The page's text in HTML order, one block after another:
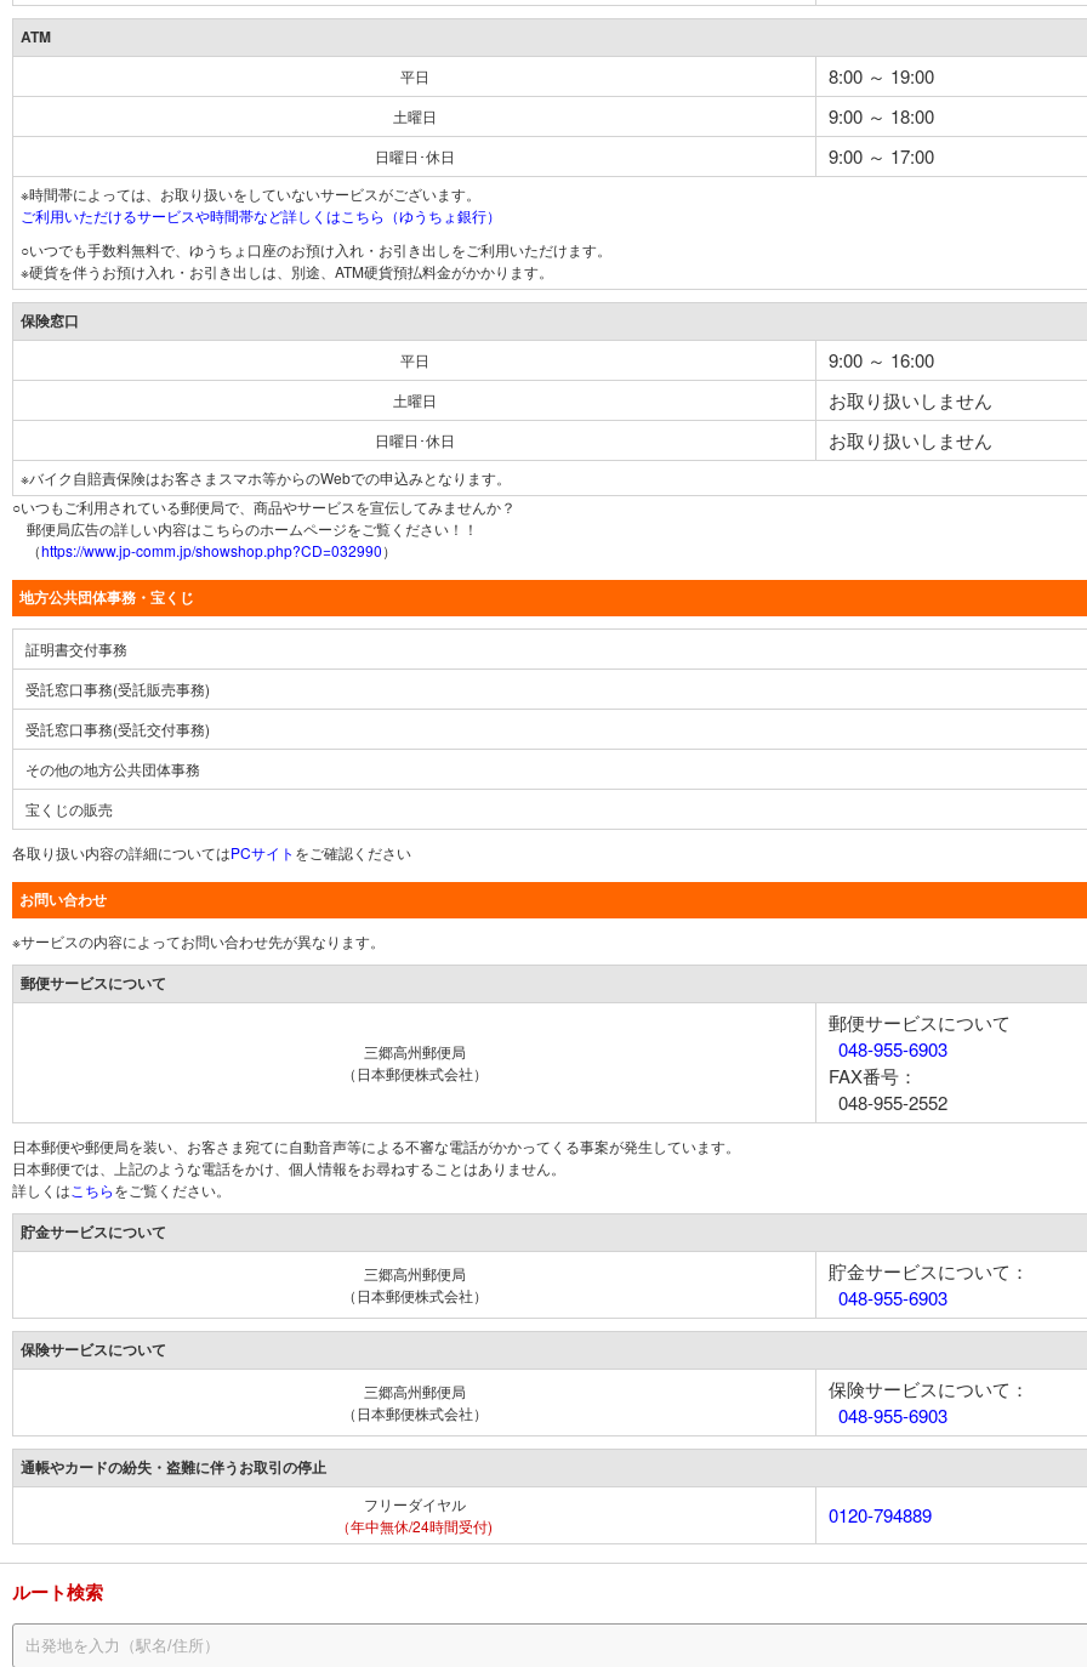
ATM
平日 8:00 ～ 19:00
土曜日 9:00 ～ 18:00
日曜日･休日 9:00 ～ 17:00
※時間帯によっては、お取り扱いをしていないサービスがございます。
ご利用いただけるサービスや時間帯など詳しくはこちら（ゆうちょ銀行）
○いつでも手数料無料で、ゆうちょ口座のお預け入れ・お引き出しをご利用いただけます。
※硬貨を伴うお預け入れ・お引き出しは、別途、ATM硬貨預払料金がかかります。
保険窓口
平日 9:00 ～ 16:00
土曜日 お取り扱いしません
日曜日･休日 お取り扱いしません
※バイク自賠責保険はお客さまスマホ等からのWebでの申込みとなります。
○いつもご利用されている郵便局で、商品やサービスを宣伝してみませんか？
郵便局広告の詳しい内容はこちらのホームページをご覧ください！！
（https://www.jp-comm.jp/showshop.php?CD=032990）
地方公共団体事務・宝くじ
証明書交付事務
受託窓口事務(受託販売事務)
受託窓口事務(受託交付事務)
その他の地方公共団体事務
宝くじの販売
各取り扱い内容の詳細についてはPCサイト をご確認ください
お問い合わせ
※サービスの内容によってお問い合わせ先が異なります。
郵便サービスについて
三郷高州郵便局
（日本郵便株式会社）
郵便サービスについて
048-955-6903
FAX番号：
048-955-2552
日本郵便や郵便局を装い、お客さま宛てに自動音声等による不審な電話がかかってくる事案が発生しています。
日本郵便では、上記のような電話をかけ、個人情報をお尋ねすることはありません。
詳しくは こちらをご覧ください。
貯金サービスについて
三郷高州郵便局
（日本郵便株式会社）
貯金サービスについて：
048-955-6903
保険サービスについて
三郷高州郵便局
（日本郵便株式会社）
保険サービスについて：
048-955-6903
通帳やカードの紛失・盗難に伴うお取引の停止
フリーダイヤル
（年中無休/24時間受付)
0120-794889
ルート検索